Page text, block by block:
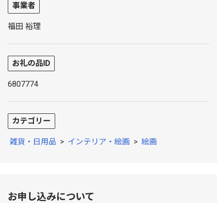
事業者
福田 裕理
お礼の品ID
6807774
カテゴリー
雑貨・日用品 > インテリア・絵画 > 絵画
お申し込みについて